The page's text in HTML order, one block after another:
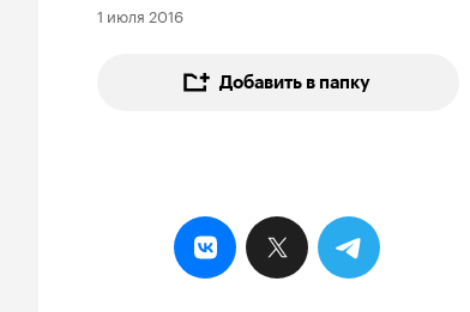
1 июля 2016
Добавить в папку